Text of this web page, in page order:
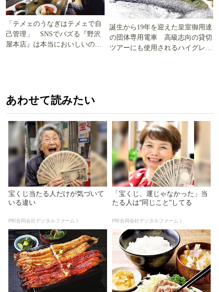
「テメェのうなぎはテメェで自
己管理」 SNSでバズる『野沢
屋本店』は本当においしいの
誕生から19年を迎えた皇室御用達
の団体専用電車 高級志向の貸切
ツアーにも使用されるハイグレー
あわせて読みたい
宝くじ当たる人だけが気づいて
いる違い
PR(合同会社デジタルファーム )
「宝くじ、運じゃなかった」当
たる人は“同じこと”してる
PR(合同会社デジタルファーム )